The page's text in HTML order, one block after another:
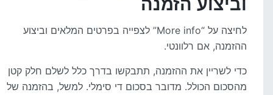
וביצוע הזמנה
לחיצה על “More info” לצפייה בפרטים המלאים וביצוע
ההזמנה, אם רלוונטי.
כדי לשריין את ההזמנה, תתבקשו בדרך כלל לשלם חלק קטן
מהסכום הכולל. מדובר בסכום די סימלי. למשל, בהזמנה של